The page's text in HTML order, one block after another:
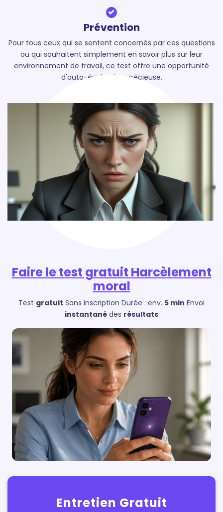
Prévention
Pour tous ceux qui se sentent concernés par ces questions
ou qui souhaitent simplement en savoir plus sur leur
environnement de travail, ce test offre une opportunité
d'auto-évaluation précieuse.
Faire le test gratuit Harcèlement
moral
Test gratuit Sans inscription Durée : env. 5 min Envoi
instantané des résultats
Entretien Gratuit